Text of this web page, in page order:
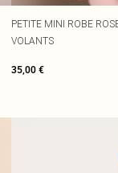
PETITE MINI ROBE
VOLANTS
35,00 €